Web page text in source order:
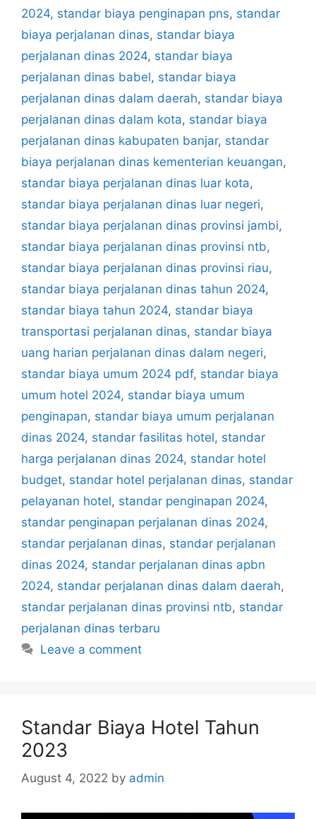
2024, standar biaya penginapan pns, standar
biaya perjalanan dinas, standar biaya
perjalanan dinas 2024, standar biaya
perjalanan dinas babel, standar biaya
perjalanan dinas dalam daerah, standar biaya
perjalanan dinas dalam kota, standar biaya
perjalanan dinas kabupaten banjar, standar
biaya perjalanan dinas kementerian keuangan,
standar biaya perjalanan dinas luar kota,
standar biaya perjalanan dinas luar negeri,
standar biaya perjalanan dinas provinsi jambi,
standar biaya perjalanan dinas provinsi ntb,
standar biaya perjalanan dinas provinsi riau,
standar biaya perjalanan dinas tahun 2024,
standar biaya tahun 2024, standar biaya
transportasi perjalanan dinas, standar biaya
uang harian perjalanan dinas dalam negeri,
standar biaya umum 2024 pdf, standar biaya
umum hotel 2024, standar biaya umum
penginapan, standar biaya umum perjalanan
dinas 2024, standar fasilitas hotel, standar
harga perjalanan dinas 2024, standar hotel
budget, standar hotel perjalanan dinas, standar
pelayanan hotel, standar penginapan 2024,
standar penginapan perjalanan dinas 2024,
standar perjalanan dinas, standar perjalanan
dinas 2024, standar perjalanan dinas apbn
2024, standar perjalanan dinas dalam daerah,
standar perjalanan dinas provinsi ntb, standar
perjalanan dinas terbaru
Leave a comment
Standar Biaya Hotel Tahun
2023
August 4, 2022 by admin